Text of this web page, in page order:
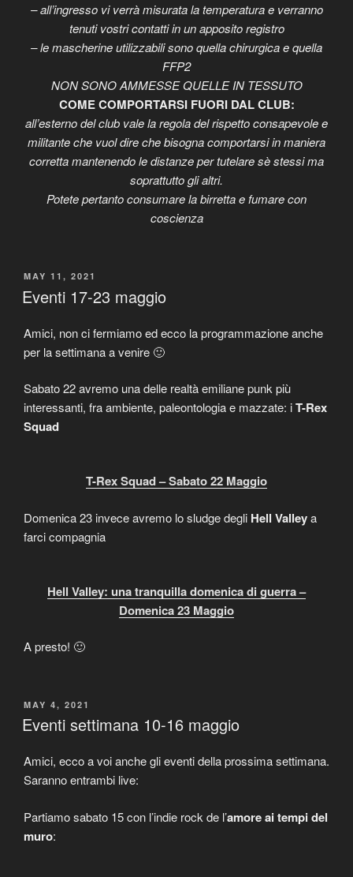
– all’ingresso vi verrà misurata la temperatura e verranno
tenuti vostri contatti in un apposito registro
– le mascherine utilizzabili sono quella chirurgica e quella
FFP2
NON SONO AMMESSE QUELLE IN TESSUTO
COME COMPORTARSI FUORI DAL CLUB:
all’esterno del club vale la regola del rispetto consapevole e
militante che vuol dire che bisogna comportarsi in maniera
corretta mantenendo le distanze per tutelare sè stessi ma
soprattutto gli altri.
Potete pertanto consumare la birretta e fumare con
coscienza
POSTED
ON
MAY 11, 2021
Eventi 17-23 maggio
Amici, non ci fermiamo ed ecco la programmazione anche
per la settimana a venire 🙂
Sabato 22 avremo una delle realtà emiliane punk più
interessanti, fra ambiente, paleontologia e mazzate: iT-Rex
Squad
T-Rex Squad – Sabato 22 Maggio
Domenica 23 invece avremo lo sludge degli Hell Valleya
farci compagnia
Hell Valley: una tranquilla domenica di guerra –
Domenica 23 Maggio
A presto! 🙂
POSTED
ON
MAY 4, 2021
Eventi settimana 10-16 maggio
Amici, ecco a voi anche gli eventi della prossima settimana.
Saranno entrambi live:
Partiamo sabato 15 con l’indie rock de l’amore ai tempi del
muro: